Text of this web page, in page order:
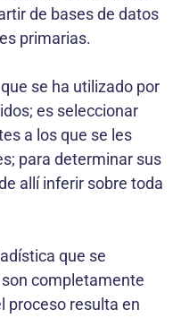
de bases de datos
primarias.
se ha utilizado por
es seleccionar
a los que se les
para determinar sus
allí inferir sobre toda
que se
completamente
proceso resulta en